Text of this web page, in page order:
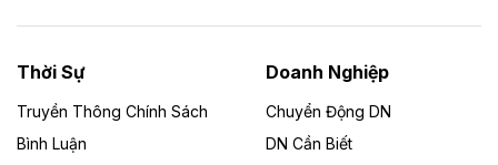
Dự án Nhà máy xử lý rác và phát điện Bắc Giang do
Công ty TNHH Năng lượng môi trường Bắc Giang làm
Thời Sự
Truyền Thông Chính Sách
Bình Luận
Doanh Nghiệp
Chuyển Động DN
DN Cần Biết